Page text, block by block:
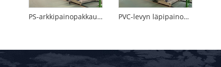
PS-arkkipainopakkauskone PVC-levyn läpipainopakkauskone